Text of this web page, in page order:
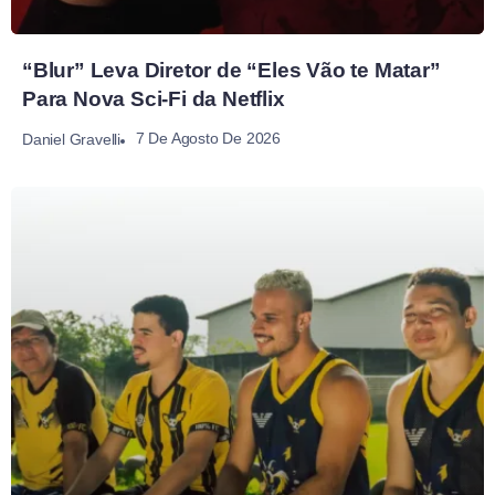
“Blur” Leva Diretor de “Eles Vão te Matar”
Para Nova Sci-Fi da Netflix
Daniel Gravelli 7 De Agosto De 2026